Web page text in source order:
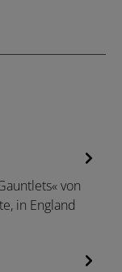
von
in England